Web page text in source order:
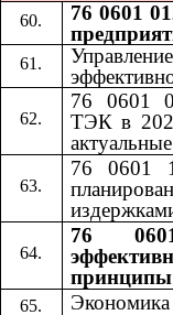
76 0601
76 0601
ТЭК в
76 0601
76
принципы